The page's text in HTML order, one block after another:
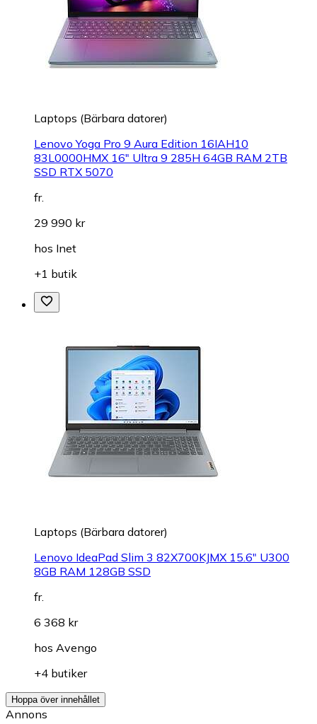
Laptops (Bärbara datorer)
Lenovo Yoga Pro 9 Aura Edition 16IAH10
83L0000HMX 16" Ultra 9 285H 64GB RAM 2TB
SSD RTX 5070
fr.
29 990 kr
hos Inet
+1 butik
Laptops (Bärbara datorer)
Lenovo IdeaPad Slim 3 82X700KJMX 15.6" U300
8GB RAM 128GB SSD
fr.
6 368 kr
hos Avengo
+4 butiker
Hoppa över innehållet
Annons